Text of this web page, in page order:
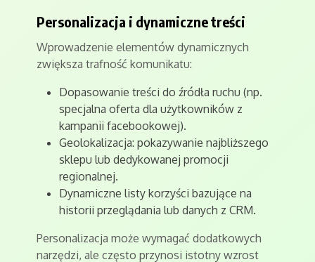
Personalizacja i dynamiczne treści
Wprowadzenie elementów dynamicznych
zwiększa trafność komunikatu:
Dopasowanie treści do źródła ruchu (np.
specjalna oferta dla użytkowników z
kampanii facebookowej).
Geolokalizacja: pokazywanie najbliższego
sklepu lub dedykowanej promocji
regionalnej.
Dynamiczne listy korzyści bazujące na
historii przeglądania lub danych z CRM.
Personalizacja może wymagać dodatkowych
narzędzi, ale często przynosi istotny wzrost